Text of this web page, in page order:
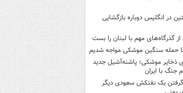
در انگلیس دوباره بازگشایی
گذرگاه‌های مهم با لبنان را بست
حمله سنگین موشکی مواجه شدیم
موشکی؛ پاشنه‌آشیل جدید
جنگ با ایران
یک نفتکش سعودی دیگر